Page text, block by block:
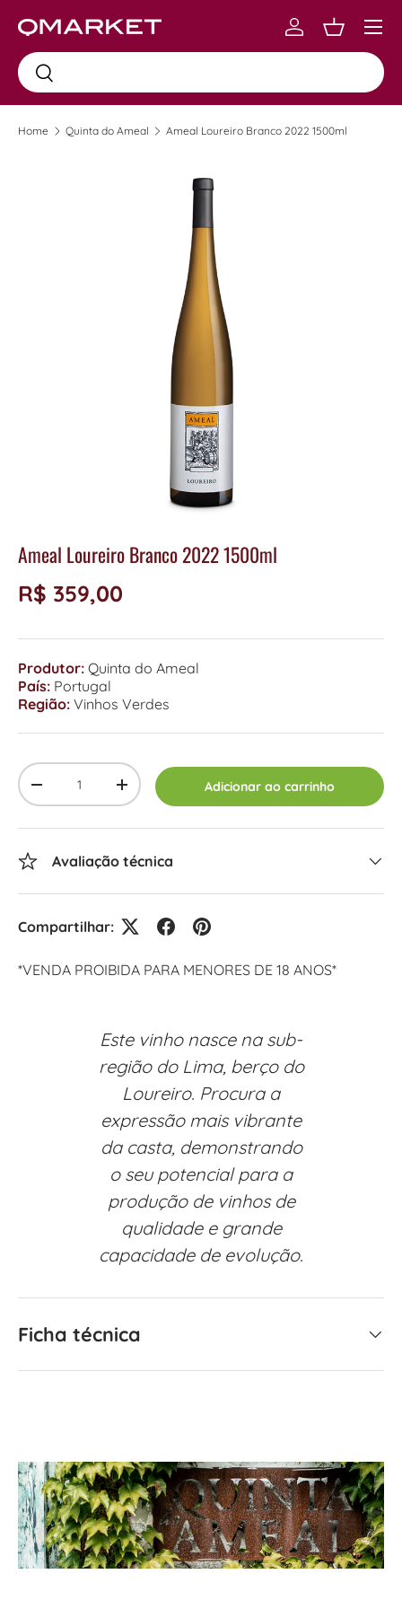
Skip to content
Busca
Busca
Log inCarrinho
Menu
Home Quinta do Ameal Ameal Loureiro Branco 2022 1500ml
Ameal Loureiro Branco 2022 1500ml
R$ 359,00
Produtor: Quinta do Ameal
País: Portugal
Região: Vinhos Verdes
Qty
-
+ Adicionar ao carrinho
Avaliação técnica
Compartilhar:
*VENDA PROIBIDA PARA MENORES DE 18 ANOS*
Este vinho nasce na sub-
região do Lima, berço do
Loureiro. Procura a
expressão mais vibrante
da casta, demonstrando
o seu potencial para a
produção de vinhos de
qualidade e grande
capacidade de evolução.
Ficha técnica